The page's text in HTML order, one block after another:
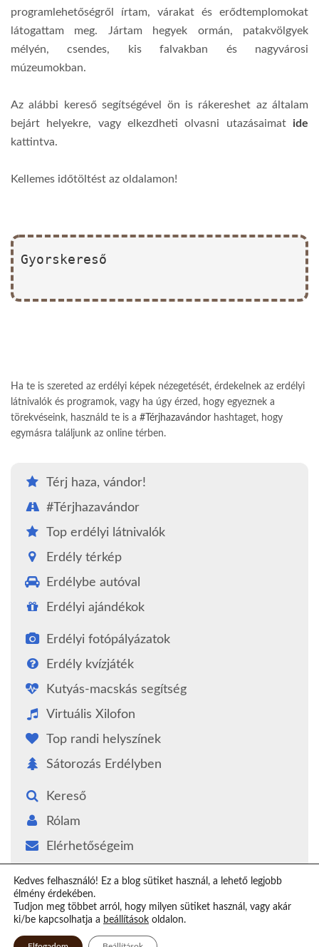
programlehetőségről írtam, várakat és erődtemplomokat
látogattam meg. Jártam hegyek ormán, patakvölgyek
mélyén, csendes, kis falvakban és nagyvárosi
múzeumokban.
Az alábbi kereső segítségével ön is rákereshet az általam
bejárt helyekre, vagy elkezdheti olvasni utazásaimat ide
kattintva.
Kellemes időtöltést az oldalamon!
Gyorskereső
Ha te is szereted az erdélyi képek nézegetését, érdekelnek az erdélyi
látnivalók és programok, vagy ha úgy érzed, hogy egyeznek a
törekvéseink, használd te is a #Térjhazavándor hashtaget, hogy
egymásra találjunk az online térben.
Térj haza, vándor!
#Térjhazavándor
Top erdélyi látnivalók
Erdély térkép
Erdélybe autóval
Erdélyi ajándékok
Erdélyi fotópályázatok
Erdély kvízjáték
Kutyás-macskás segítség
Virtuális Xilofon
Top randi helyszínek
Sátorozás Erdélyben
Kereső
Rólam
Elérhetőségeim
Epilógus
Kedves felhasználó! Ez a blog sütiket használ, a lehető legjobb
élmény érdekében.
Tudjon meg többet arról, hogy milyen sütiket használ, vagy akár
ki/be kapcsolhatja a beállítások oldalon.